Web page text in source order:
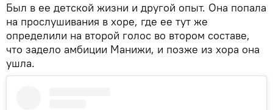
Был в ее детской жизни и другой опыт. Она попала
на прослушивания в хоре, где ее тут же
определили на второй голос во втором составе,
что задело амбиции Манижи, и позже из хора она
ушла.